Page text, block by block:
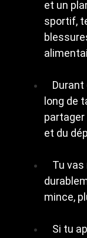
et un
sportif,
Durant
long de
partager
et du
Tu
mince,
Si tu